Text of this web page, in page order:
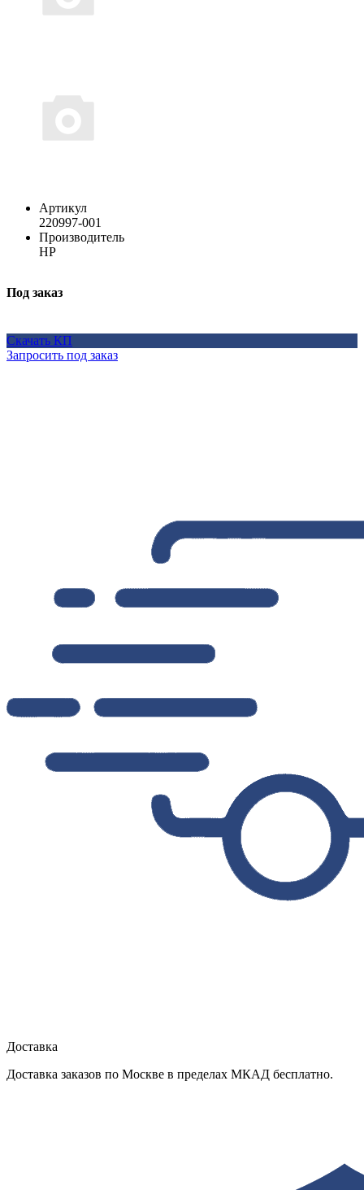
Артикул
220997-001
Производитель
HP
Под заказ
Скачать КП
Запросить под заказ
Доставка
Доставка заказов по Москве в пределах МКАД бесплатно.